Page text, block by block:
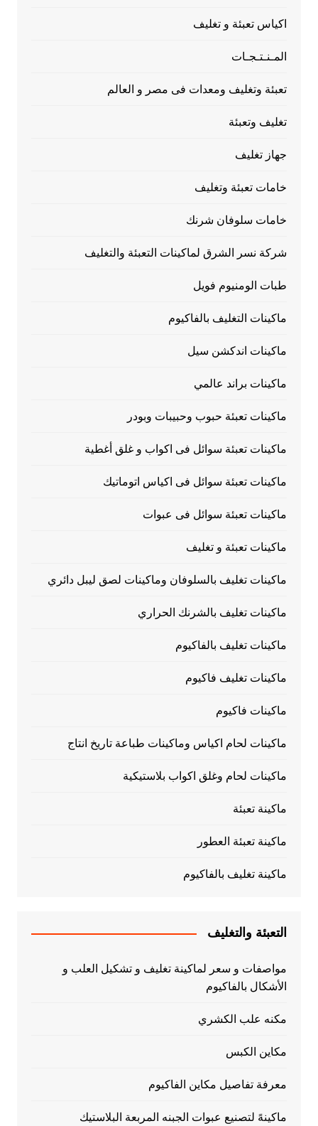
اكياس تعبئة و تغليف
المـنـتـجـات
تعبئة وتغليف ومعدات فى مصر و العالم
تغليف وتعبئة
جهاز تغليف
خامات تعبئة وتغليف
خامات سلوفان شرنك
شركة نسر الشرق لماكينات التعبئة والتغليف
طبات الومنيوم فويل
ماكينات التغليف بالفاكيوم
ماكينات اندكشن سيل
ماكينات براند عالمي
ماكينات تعبئة حبوب وحبيبات وبودر
ماكينات تعبئة سوائل فى اكواب و غلق أغطية
ماكينات تعبئة سوائل فى اكياس اتوماتيك
ماكينات تعبئة سوائل فى عبوات
ماكينات تعبئة و تغليف
ماكينات تغليف بالسلوفان وماكينات لصق ليبل دائري
ماكينات تغليف بالشرنك الحراري
ماكينات تغليف بالفاكيوم
ماكينات تغليف فاكيوم
ماكينات فاكيوم
ماكينات لحام اكياس وماكينات طباعة تاريخ انتاج
ماكينات لحام وغلق اكواب بلاستيكية
ماكينة تعبئة
ماكينة تعبئة العطور
ماكينة تغليف بالفاكيوم
التعبئة والتغليف
مواصفات و سعر لماكينة تغليف و تشكيل العلب و
الأشكال بالفاكيوم
مكنه علب الكشري
مكاين الكبس
معرفة تفاصيل مكاين الفاكيوم
ماكينهً لتصنيع عبوات الجبنه المربعة البلاستيك